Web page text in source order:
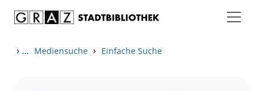
› ... Mediensuche › Einfache Suche